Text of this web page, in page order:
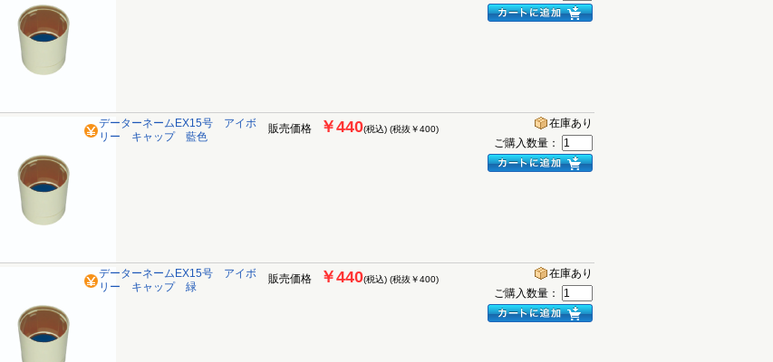
データーネームEX15号 アイボ
リー キャップ 藍色
販売価格 ￥440(税込) (税抜￥400)
在庫あり
ご購入数量：
データーネームEX15号 アイボ
リー キャップ 緑
販売価格 ￥440(税込) (税抜￥400)
在庫あり
ご購入数量：